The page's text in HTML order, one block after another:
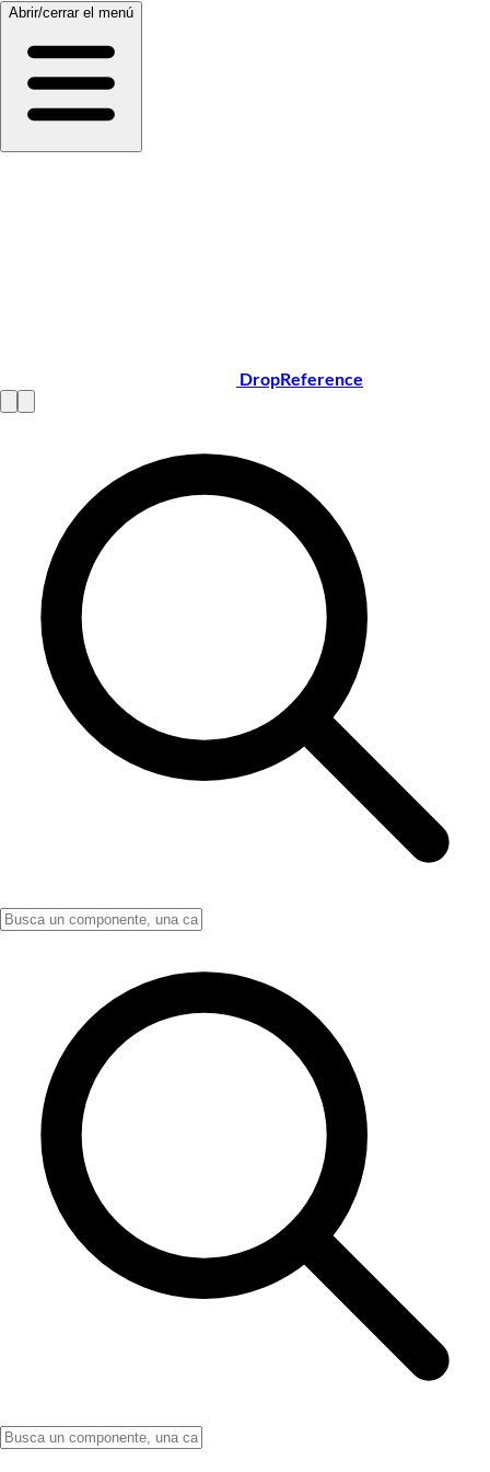
Abrir/cerrar el menú
DropReference